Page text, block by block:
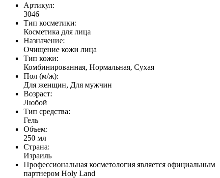
Артикул:
3046
Тип косметики:
Косметика для лица
Назначение:
Очищение кожи лица
Тип кожи:
Комбинированная, Нормальная, Сухая
Пол (м/ж):
Для женщин, Для мужчин
Возраст:
Любой
Тип средства:
Гель
Объем:
250 мл
Страна:
Израиль
Профессиональная косметология является официальным
партнером Holy Land